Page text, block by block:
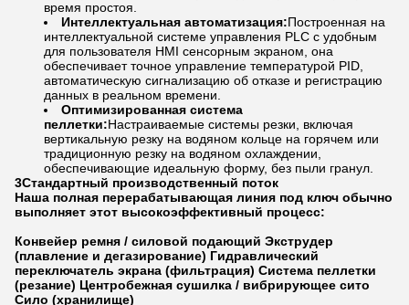
время простоя.
Интеллектуальная автоматизация:Построенная на
интеллектуальной системе управления PLC с удобным
для пользователя HMI сенсорным экраном, она
обеспечивает точное управление температурой PID,
автоматическую сигнализацию об отказе и регистрацию
данных в реальном времени.
Оптимизированная система
пеллетки:Настраиваемые системы резки, включая
вертикальную резку на водяном кольце на горячем или
традиционную резку на водяном охлаждении,
обеспечивающие идеальную форму, без пыли гранул.
3Стандартный производственный поток
Наша полная перерабатывающая линия под ключ обычно
выполняет этот высокоэффективный процесс:
Конвейер ремня / силовой подающий Экструдер
(плавление и дегазирование) Гидравлический
переключатель экрана (фильтрация) Система пеллетки
(резание) Центробежная сушилка / вибрирующее сито
Сило (хранилище)